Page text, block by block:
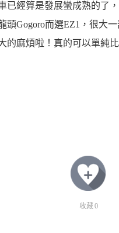
已經算是發展蠻成熟的了
頭Gogoro而選EZ1，很大
的麻煩啦！真的可以單純
收藏0